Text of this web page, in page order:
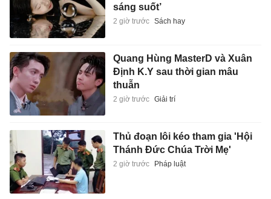
sáng suốt’
2 giờ trước Sách hay
Quang Hùng MasterD và Xuân
Định K.Y sau thời gian mâu
thuẫn
2 giờ trước Giải trí
Thủ đoạn lôi kéo tham gia 'Hội
Thánh Đức Chúa Trời Mẹ'
2 giờ trước Pháp luật